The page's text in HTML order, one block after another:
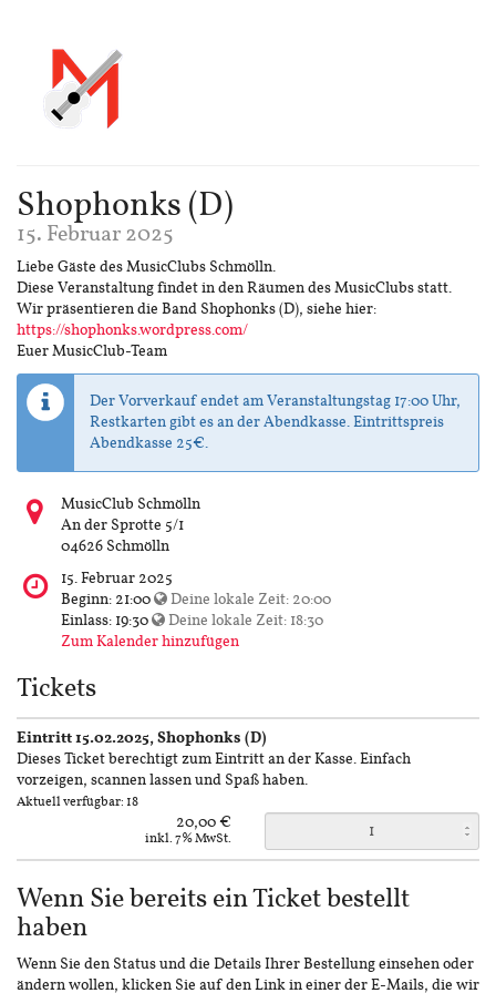
Shophonks (D)
15. Februar 2025
Liebe Gäste des MusicClubs Schmölln.
Diese Veranstaltung findet in den Räumen des MusicClubs statt.
Wir präsentieren die Band Shophonks (D), siehe hier:
https://shophonks.wordpress.com/
Euer MusicClub-Team
Der Vorverkauf endet am Veranstaltungstag 17:00 Uhr,
Restkarten gibt es an der Abendkasse. Eintrittspreis
Abendkasse 25€.
Wo
findet
diese
statt?
MusicClub Schmölln
An der Sprotte 5/1
04626 Schmölln
Wann
findet
diese
Veranstaltung
15. Februar 2025
Beginn: 21:00 Deine lokale Zeit: 20:00
Einlass: 19:30 Deine lokale Zeit: 18:30
Zum Kalender hinzufügen
Tickets
Eintritt 15.02.2025, Shophonks (D)
Dieses Ticket berechtigt zum Eintritt an der Kasse. Einfach
vorzeigen, scannen lassen und Spaß haben.
Aktuell verfügbar: 18
20,00 €
inkl. 7% MwSt.
Wenn Sie bereits ein Ticket bestellt
haben
Wenn Sie den Status und die Details Ihrer Bestellung einsehen oder
ändern wollen, klicken Sie auf den Link in einer der E-Mails, die wir